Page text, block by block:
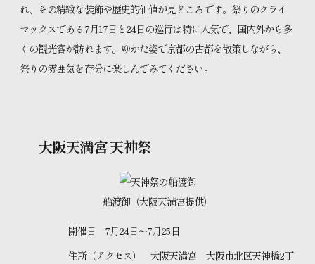
れ、その精緻な装飾や歴史的価値が見どころです。祭りのクライ
マックスである7月17日と24日の巡行は特に人気で、国内外から多
くの観光客が訪れます。ゆかた姿で京都の古都を散策しながら、
祭りの雰囲気を存分に楽しんでみてください。
大阪天満宮 天神祭
船渡御（大阪天満宮提供）
開催日 7月24日～7月25日
住所（アクセス） 大阪天満宮 大阪市北区天神橋2丁